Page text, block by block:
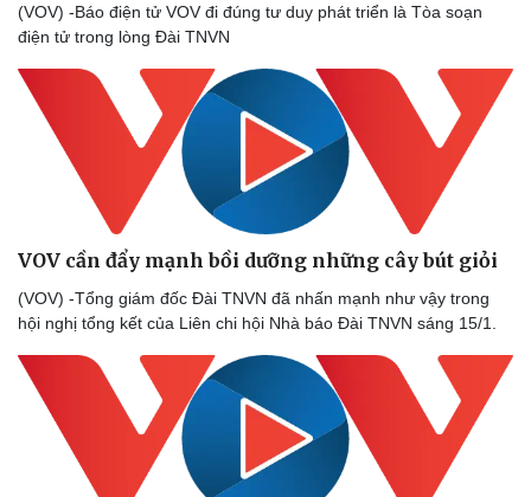
Tin nóng
Tư vấn luật
Việt Nam
(VOV) -Báo điện tử VOV đi đúng tư duy phát triển là Tòa soạn
điện tử trong lòng Đài TNVN
VOV cần đẩy mạnh bồi dưỡng những cây bút giỏi
(VOV) -Tổng giám đốc Đài TNVN đã nhấn mạnh như vậy trong
hội nghị tổng kết của Liên chi hội Nhà báo Đài TNVN sáng 15/1.